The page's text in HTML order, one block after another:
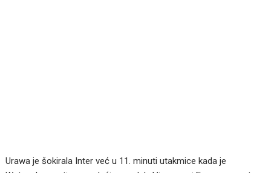
Urawa je šokirala Inter već u 11. minuti utakmice kada je